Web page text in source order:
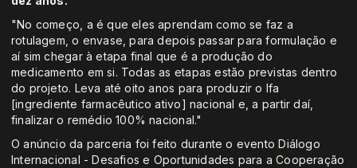
"No começo, a é que eles aprendam como se faz a
rotulagem, o envase, para depois passar para formulação e
aí sim chegar à etapa final que é a produção do
medicamento em si. Todas as etapas estão previstas dentro
do projeto. Leva até oito anos para produzir o Ifa
[ingrediente farmacêutico ativo] nacional e, a partir daí,
finalizar o remédio 100% nacional."
O anúncio da parceria foi feito durante o evento Diálogo
Internacional - Desafios e Oportunidades para a Cooperação